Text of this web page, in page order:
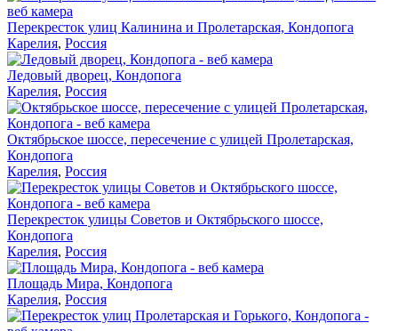
Перекресток улиц Калинина и Пролетарская, Кондопога
Карелия, Россия
Ледовый дворец, Кондопога
Карелия, Россия
Октябрьское шоссе, пересечение с улицей Пролетарская,
Кондопога
Карелия, Россия
Перекресток улицы Советов и Октябрьского шоссе,
Кондопога
Карелия, Россия
Площадь Мира, Кондопога
Карелия, Россия